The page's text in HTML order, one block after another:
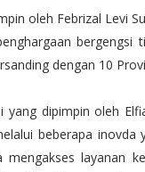
oleh Febrizal Levi
dengan 10
dipimpin oleh
beberapa
layanan